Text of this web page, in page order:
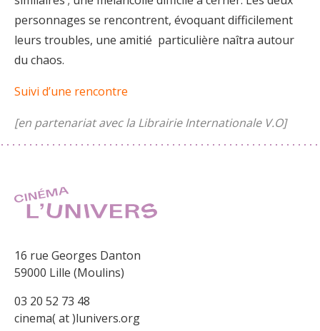
personnages se rencontrent, évoquant difficilement
leurs troubles, une amitié particulière naîtra autour
du chaos.
Suivi d’une rencontre
[en partenariat avec la Librairie Internationale V.O]
16 rue Georges Danton
59000 Lille (Moulins)
03 20 52 73 48
cinema( at )lunivers.org